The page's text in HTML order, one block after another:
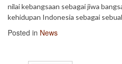
nilai kebangsaan sebagai jiwa
kehidupan Indonesia sebagai
Posted in News